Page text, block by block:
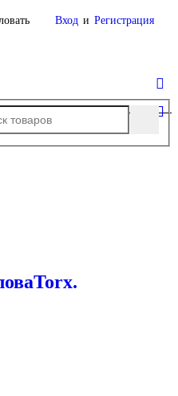
Вход и Регистрация